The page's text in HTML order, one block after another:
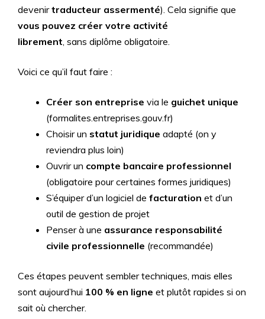
devenirtraducteur assermenté). Cela signifie que
vous pouvez créer votre activité
librement, sans diplôme obligatoire.
Voici ce qu’il faut faire :
Créer son entreprise via le guichet unique
(formalites.entreprises.gouv.fr)
Choisir un statut juridique adapté (on y
reviendra plus loin)
Ouvrir un compte bancaire professionnel
(obligatoire pour certaines formes juridiques)
S’équiper d’un logiciel de facturation et d’un
outil de gestion de projet
Penser à une assurance responsabilité
civile professionnelle (recommandée)
Ces étapes peuvent sembler techniques, mais elles
sont aujourd’hui 100 % en ligne et plutôt rapides si on
sait où chercher.